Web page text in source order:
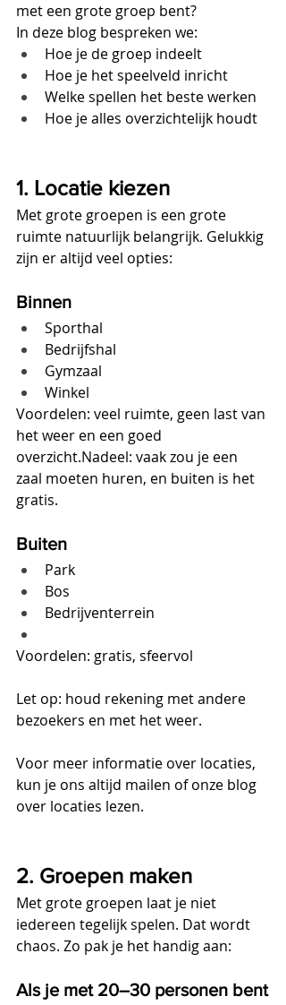
met een grote groep bent?
In deze blog bespreken we:
Hoe je de groep indeelt
Hoe je het speelveld inricht
Welke spellen het beste werken
Hoe je alles overzichtelijk houdt
1. Locatie kiezen
Met grote groepen is een grote
ruimte natuurlijk belangrijk. Gelukkig
zijn er altijd veel opties:
Binnen
Sporthal
Bedrijfshal
Gymzaal
Winkel
Voordelen: veel ruimte, geen last van
het weer en een goed
overzicht.Nadeel: vaak zou je een
zaal moeten huren, en buiten is het
gratis.
Buiten
Park
Bos
Bedrijventerrein
Voordelen: gratis, sfeervol
Let op: houd rekening met andere
bezoekers en met het weer.
Voor meer informatie over locaties,
kun je ons altijd mailen of onze blog
over locaties lezen.
2. Groepen maken
Met grote groepen laat je niet
iedereen tegelijk spelen. Dat wordt
chaos. Zo pak je het handig aan:
Als je met 20–30 personen bent